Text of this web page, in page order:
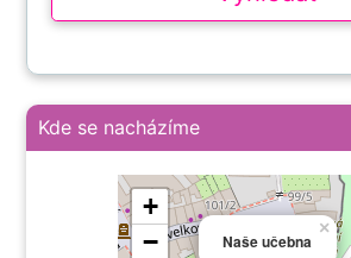
Kde se nacházíme
Naše učebna
×
+
−